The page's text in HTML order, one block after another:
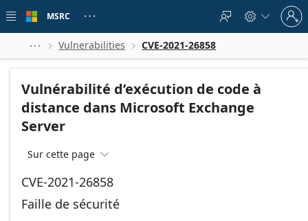
 main
MSRC    
Sign
in
to
account
  Vulnerabilities  CVE-2021-26858
Vulnérabilité d’exécution de code à
distance dans Microsoft Exchange
Server
Sur cette page 
CVE-2021-26858
Faille de sécurité